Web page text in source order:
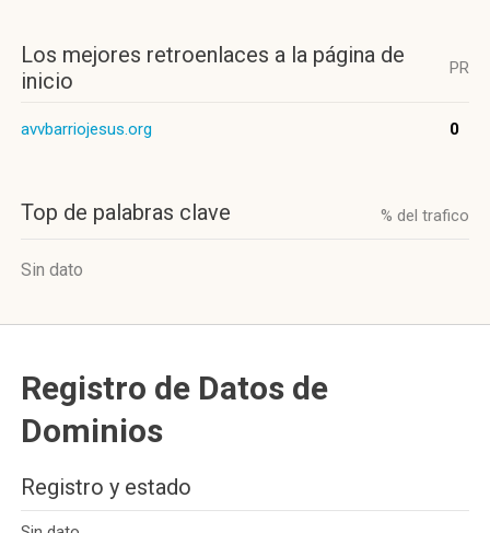
Los mejores retroenlaces a la página de
inicio
PR
avvbarriojesus.org 0
Top de palabras clave % del trafico
Sin dato
Registro de Datos de
Dominios
Registro y estado